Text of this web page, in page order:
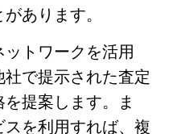
あります。
トワークを活用
で提示された査定
提案します。ま
を利用すれば、複